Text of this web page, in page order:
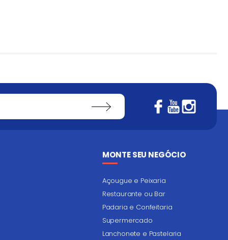
MONTE SEU NEGÓCIO
Açougue e Peixaria
Restaurante ou Bar
Padaria e Confeitaria
Supermercado
Lanchonete e Pastelaria